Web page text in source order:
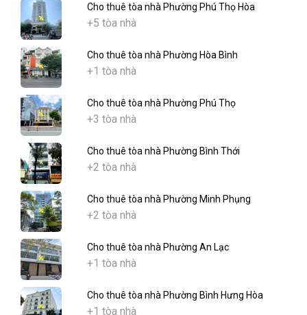
Cho thuê tòa nhà Phường Phú Thọ Hòa
+5 tòa nhà
Cho thuê tòa nhà Phường Hòa Bình
+1 tòa nhà
Cho thuê tòa nhà Phường Phú Thọ
+3 tòa nhà
Cho thuê tòa nhà Phường Bình Thới
+2 tòa nhà
Cho thuê tòa nhà Phường Minh Phụng
+2 tòa nhà
Cho thuê tòa nhà Phường An Lạc
+1 tòa nhà
Cho thuê tòa nhà Phường Bình Hưng Hòa
+1 tòa nhà